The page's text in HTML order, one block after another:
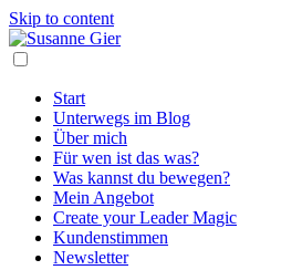
Skip to content
Start
Unterwegs im Blog
Über mich
Für wen ist das was?
Was kannst du bewegen?
Mein Angebot
Create your Leader Magic
Kundenstimmen
Newsletter